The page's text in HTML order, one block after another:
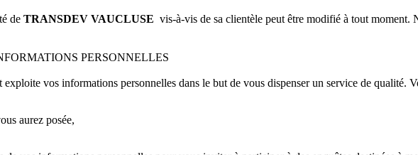
de TRANSDEV VAUCLUSE vis-à-vis de sa clientèle peut être modifié à tout
PERSONNELLES
exploite vos informations personnelles dans le but de vous dispenser un service de qualité.
aurez posée,